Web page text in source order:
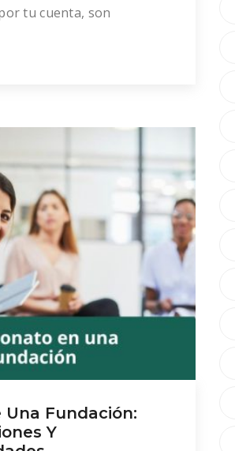
tu cuenta, son
un asesoramiento
clave para constituir
1. Redactar los […]
Fundación:
Y